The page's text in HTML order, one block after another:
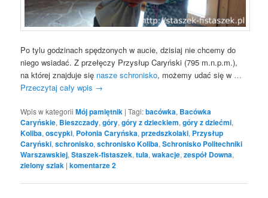
Po tylu godzinach spędzonych w aucie, dzisiaj nie chcemy do
niego wsiadać. Z przełęczy Przysłup Caryński (795 m.n.p.m.),
na której znajduje się nasze schronisko, możemy udać się w …
Przeczytaj cały wpis →
Wpis w kategoriiMój pamiętnik |Tagi:bacówka, Bacówka
Caryńskie, Bieszczady,góry,góry z dzieckiem,góry z dziećmi,
Koliba,oscypki, Połonia Caryńska,przedszkolaki, Przysłup
Caryński,schronisko,schronisko Koliba,Schronisko Politechniki
Warszawskiej,Staszek-fistaszek,tula,wakacje,zespół Downa,
zielony szlak |komentarze2